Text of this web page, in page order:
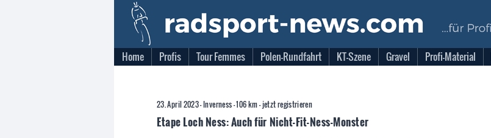
Home Profis Tour Femmes Polen-Rundfahrt KT-Szene Gravel Profi-Material
23. April 2023 - Inverness - 106 km - jetzt registrieren
Etape Loch Ness: Auch für Nicht-Fit-Ness-Monster